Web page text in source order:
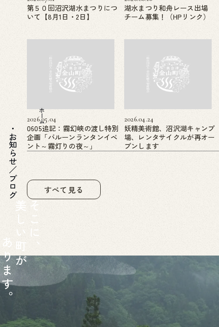
第５０回沼沢湖水まつりにつ
いて【8月1日・2日】
湖水まつり和舟レース出場
チーム募集！（HPリンク）
2026.05.04
0605追記：霧幻峡の渡し特別
企画「バルーンランタンイベ
ント～霧灯りの夜～」
2026.04.24
妖精美術館、沼沢湖キャンプ
場、レンタサイクルが再オー
プンします
すべて見る
ホーム
お知らせ／ブログ
そ
こ
に
、
美
し
い
町
が